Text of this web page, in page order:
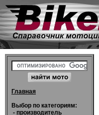
Главная
Выбор по категориям:
- производитель